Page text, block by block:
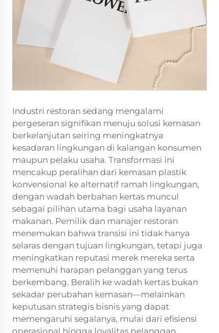
Industri restoran sedang mengalami
pergeseran signifikan menuju solusi kemasan
berkelanjutan seiring meningkatnya
kesadaran lingkungan di kalangan konsumen
maupun pelaku usaha. Transformasi ini
mencakup peralihan dari kemasan plastik
konvensional ke alternatif ramah lingkungan,
dengan wadah berbahan kertas muncul
sebagai pilihan utama bagi usaha layanan
makanan. Pemilik dan manajer restoran
menemukan bahwa transisi ini tidak hanya
selaras dengan tujuan lingkungan, tetapi juga
meningkatkan reputasi merek mereka serta
memenuhi harapan pelanggan yang terus
berkembang. Beralih ke wadah kertas bukan
sekadar perubahan kemasan—melainkan
keputusan strategis bisnis yang dapat
memengaruhi segalanya, mulai dari efisiensi
operasional hingga loyalitas pelanggan.